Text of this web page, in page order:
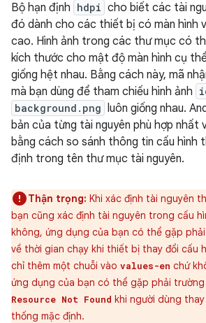
Bộ hạn định hdpi cho biết các tài
đó dành cho các thiết bị có màn hình
cao. Hình ảnh trong các thư mục có
kích thước cho mật độ màn hình cụ
giống hệt nhau. Bằng cách này, mã
mà bạn dùng để tham chiếu hình ảnh
background.png luôn giống nhau.
bản của từng tài nguyên phù hợp nhất
bằng cách so sánh thông tin cấu hình
định trong tên thư mục tài nguyên.
Thận trọng: Khi xác định tài nguyên
bạn cũng xác định tài nguyên trong cấu
không, ứng dụng của bạn có thể gặp
về thời gian chạy khi thiết bị thay đổi cấu
chỉ thêm một chuỗi vào values-en chứ
ứng dụng của bạn có thể gặp phải
Resource Not Found khi người dùng
thống mặc định.